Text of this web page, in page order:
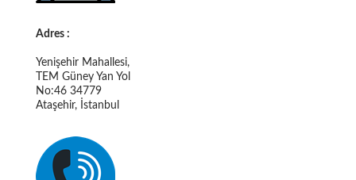
Adres :
Yenişehir Mahallesi,
TEM Güney Yan Yol
No:46 34779
Ataşehir, İstanbul